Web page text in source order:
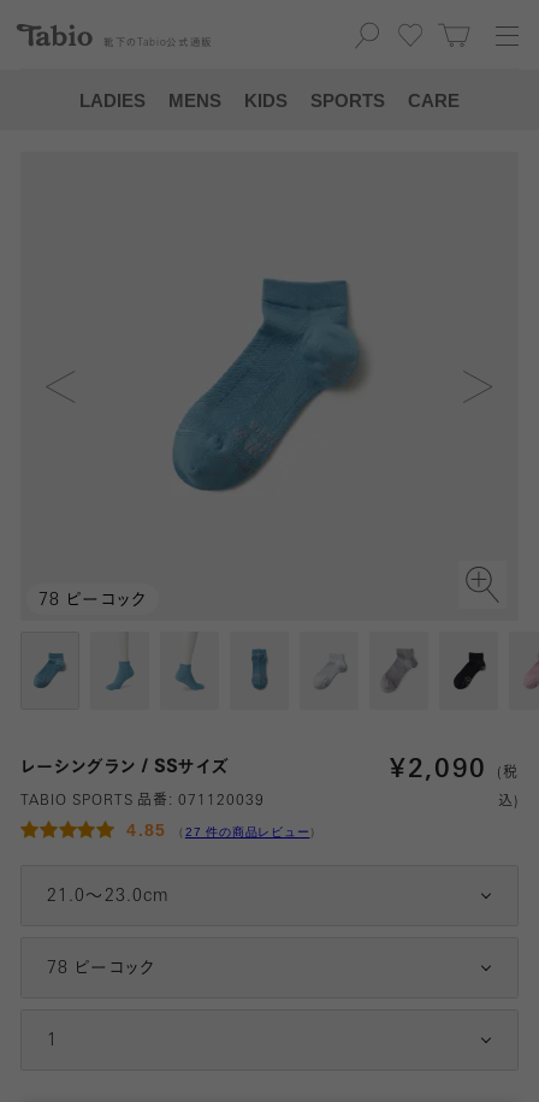
靴下の Tabio 公式通販
LADIES MENS KIDS SPORTS CARE
78 ピーコック
レーシングラン / SSサイズ
TABIO SPORTS 品番:071120039
4.85 （ 27 件の商品レビュー ）
¥2,090
(税
込)
21.0～23.0cm
78 ピーコック